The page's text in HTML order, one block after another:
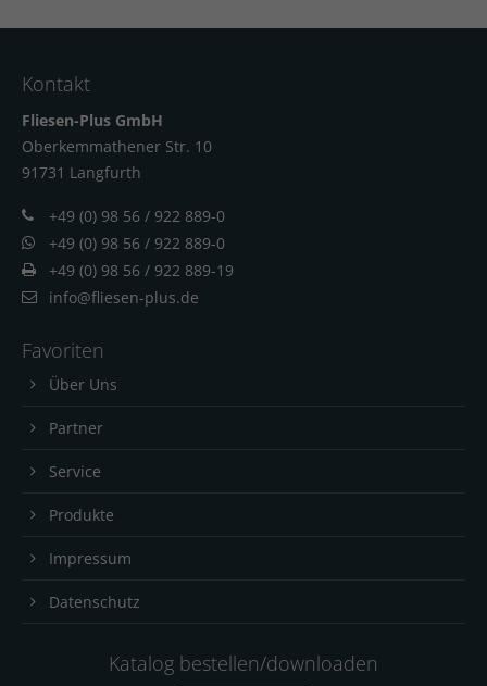
Kontakt
Fliesen-Plus GmbH
Oberkemmathener Str. 10
91731 Langfurth
+49 (0) 98 56 / 922 889-0
+49 (0) 98 56 / 922 889-0
+49 (0) 98 56 / 922 889-19
info@fliesen-plus.de
Favoriten
Über Uns
Partner
Service
Produkte
Impressum
Datenschutz
Katalog bestellen/downloaden